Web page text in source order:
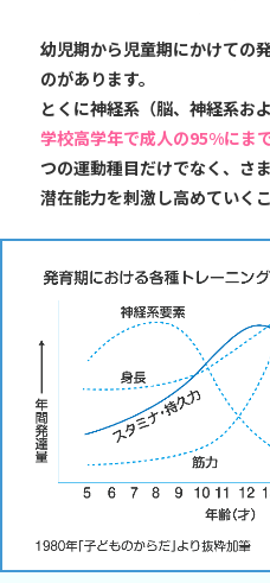
幼児期から児童期にかけての
のがあります。
とくに神経系（脳、神経系お
学校高学年で成人の95%にま
つの運動種目だけでなく、さ
潜在能力を刺激し高めていく